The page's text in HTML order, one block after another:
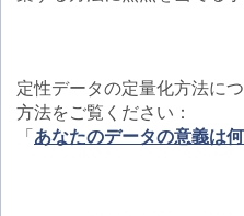
定性データの定量化方法に
方法をご覧ください：
「あなたのデータの意義は